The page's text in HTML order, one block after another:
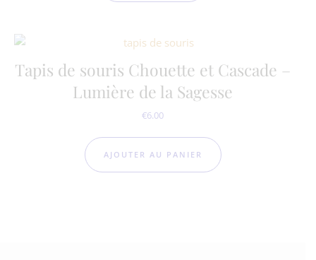
Tapis de souris Chouette et Cascade –
Lumière de la Sagesse
€6.00
AJOUTER AU PANIER